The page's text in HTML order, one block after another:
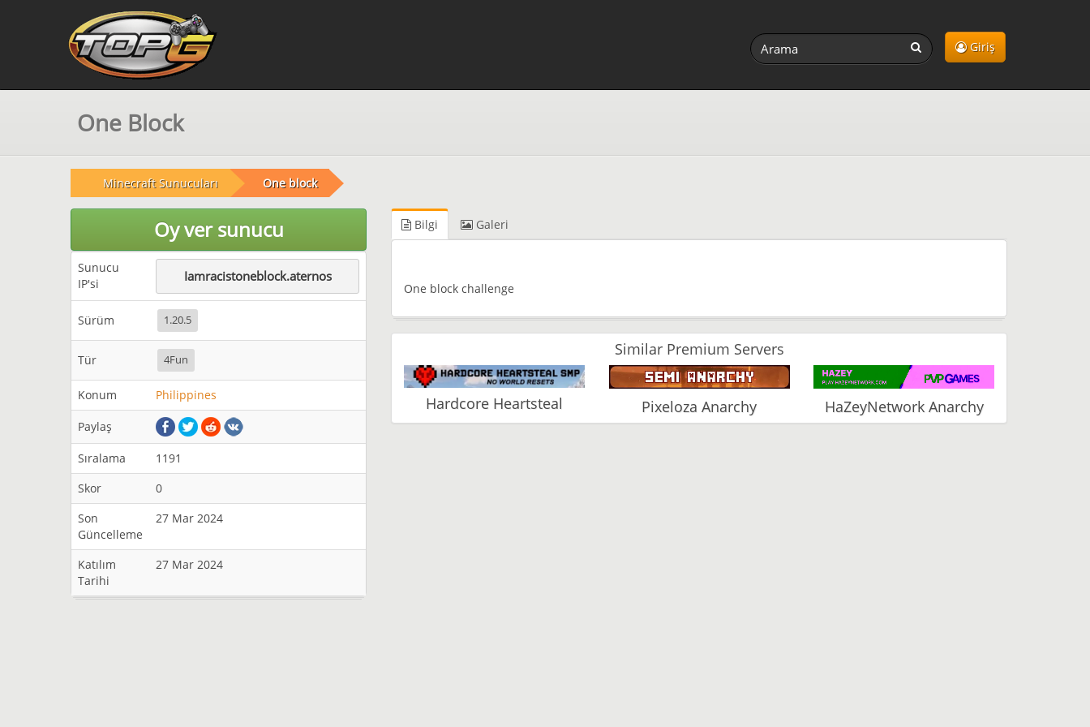
Giriş
One Block
Minecraft Sunucuları One block
Oy ver sunucu
Sunucu
IP'si
Iamracistoneblock.aternos
Sürüm 1.20.5
Tür 4Fun
Konum Philippines
Paylaş
Sıralama
1191
Skor
0
Son
Güncelleme
27 Mar 2024
Katılım
Tarihi
27 Mar 2024
Bilgi Galeri
One block challenge
Similar Premium Servers
Hardcore Heartsteal Pixeloza Anarchy HaZeyNetwork Anarchy